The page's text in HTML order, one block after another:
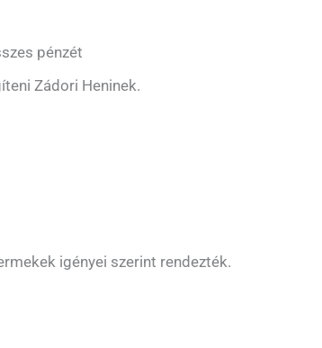
pénzét
Zádori Heninek.
igényei szerint rendezték.